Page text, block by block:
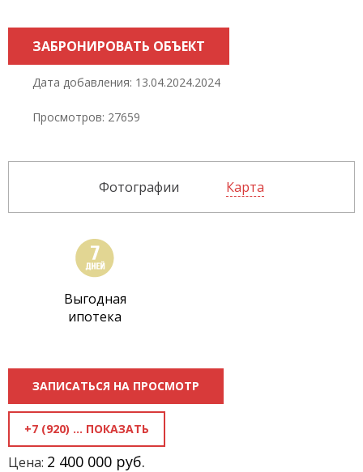
ЗАБРОНИРОВАТЬ ОБЪЕКТ
Дата добавления: 13.04.2024.2024
Просмотров: 27659
Фотографии Карта
Выгодная
ипотека
ЗАПИСАТЬСЯ НА ПРОСМОТР
+7 (920) 818-81-70
Цена: 2 400 000 руб.